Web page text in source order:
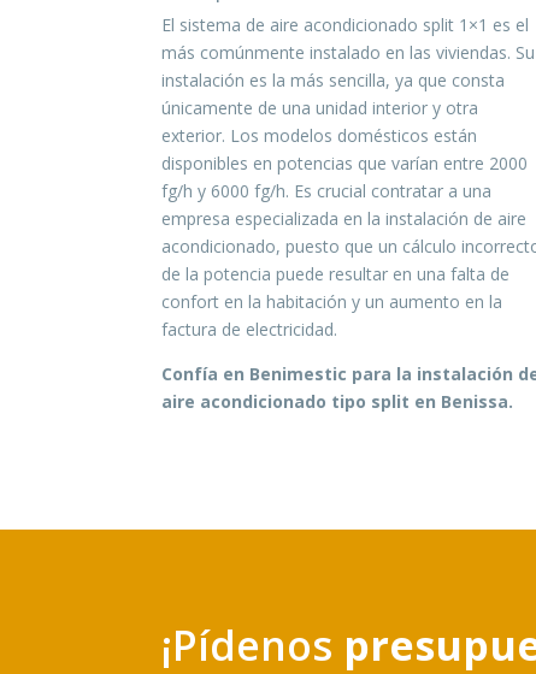
El sistema de aire acondicionado split 1×1 es el
más comúnmente instalado en las viviendas. Su
instalación es la más sencilla, ya que consta
únicamente de una unidad interior y otra
exterior. Los modelos domésticos están
disponibles en potencias que varían entre 2000
fg/h y 6000 fg/h. Es crucial contratar a una
empresa especializada en la instalación de aire
acondicionado, puesto que un cálculo
de la potencia puede resultar en una falta de
confort en la habitación y un aumento en la
factura de electricidad.
Confía en Benimestic para la instalación
aire acondicionado tipo split en Benissa.
¡Pídenos